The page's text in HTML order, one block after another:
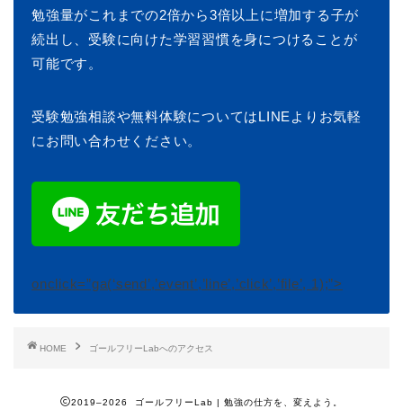
勉強量がこれまでの2倍から3倍以上に増加する子が
続出し、受験に向けた学習習慣を身につけることが
可能です。
受験勉強相談や無料体験についてはLINEよりお気軽
にお問い合わせください。
onclick=”ga(‘send’,’event’,’line’,’click’,’file’, 1);”>
HOME ゴールフリーLabへのアクセス
2019–2026 ゴールフリーLab | 勉強の仕方を、変えよう。